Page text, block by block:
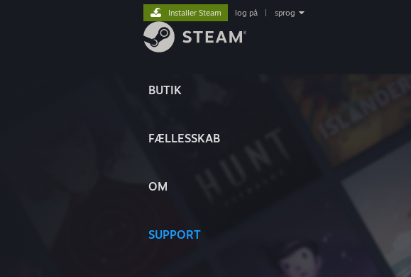
BUTIK
FÆLLESSKAB
OM
SUPPORT
Installer Steam log på sprog